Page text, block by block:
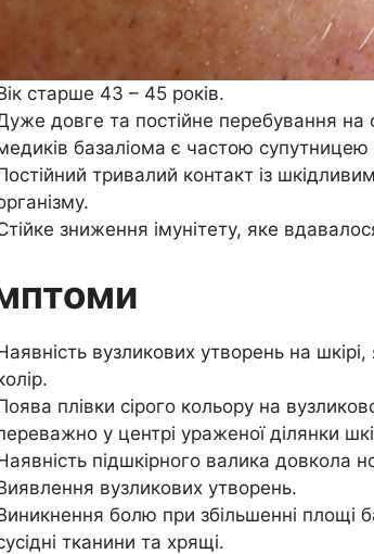
старше 43 – 45 років.
довге та постійне перебування на
базаліома є частою супутницею
тривалий контакт із
зниження імунітету, яке
вузликових утворень на
плівки сірого кольору на
у центрі ураженої ділянки
підшкірного валика довкола
вузликових утворень.
болю при збільшенні площі
тканини та хрящі.